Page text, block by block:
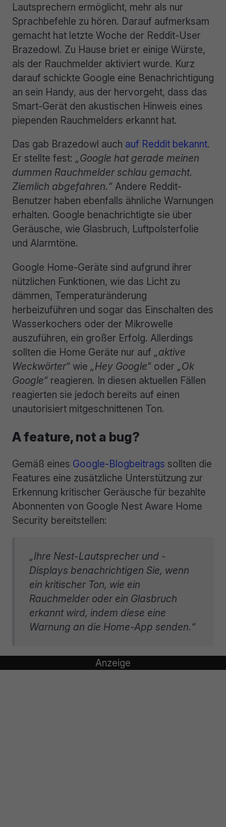
Lautsprechern ermöglicht, mehr als nur
Sprachbefehle zu hören. Darauf aufmerksam
gemacht hat letzte Woche der Reddit-User
Brazedowl. Zu Hause briet er einige Würste,
als der Rauchmelder aktiviert wurde. Kurz
darauf schickte Google eine Benachrichtigung
an sein Handy, aus der hervorgeht, dass das
Smart-Gerät den akustischen Hinweis eines
piependen Rauchmelders erkannt hat.
Das gab Brazedowl auch auf Reddit bekannt.
Er stellte fest: „Google hat gerade meinen
dummen Rauchmelder schlau gemacht.
Ziemlich abgefahren.“ Andere Reddit-
Benutzer haben ebenfalls ähnliche Warnungen
erhalten. Google benachrichtigte sie über
Geräusche, wie Glasbruch, Luftpolsterfolie
und Alarmtöne.
Google Home-Geräte sind aufgrund ihrer
nützlichen Funktionen, wie das Licht zu
dämmen, Temperaturänderung
herbeizuführen und sogar das Einschalten des
Wasserkochers oder der Mikrowelle
auszuführen, ein großer Erfolg. Allerdings
sollten die Home Geräte nur auf „aktive
Weckwörter“ wie „Hey Google“ oder „Ok
Google“ reagieren. In diesen aktuellen Fällen
reagierten sie jedoch bereits auf einen
unautorisiert mitgeschnittenen Ton.
A feature, not a bug?
Gemäß eines Google-Blogbeitrags sollten die
Features eine zusätzliche Unterstützung zur
Erkennung kritischer Geräusche für bezahlte
Abonnenten von Google Nest Aware Home
Security bereitstellen:
„Ihre Nest-Lautsprecher und -
Displays benachrichtigen Sie, wenn
ein kritischer Ton, wie ein
Rauchmelder oder ein Glasbruch
erkannt wird, indem diese eine
Warnung an die Home-App senden.“